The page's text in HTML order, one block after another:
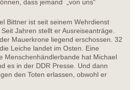
dass jemand „von uns“
Bittner ist seit seinem Wehrdienst
Jahren stellt er Ausreiseanträge.
Mauerkrone liegend erschossen. 32
Leiche landet im Osten. Eine
Menschenhändlerbande hat Michael
es in der DDR Presse. Und dann
den Toten erlassen, obwohl er